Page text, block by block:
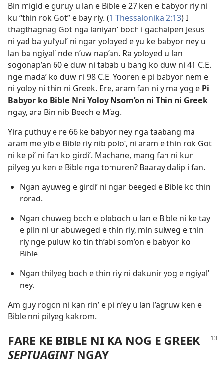
Bin migid e guruy u lan e Bible e 27 ken e babyor riy ni
ku “thin rok Got” e bay riy. (1 Thessalonika 2:13) I
thagthagnag Got nga laniyan’ boch i gachalpen Jesus
ni yad ba yul’yul’ ni ngar yoloyed e yu ke babyor ney u
lan ba ngiyal’ nde n’uw nap’an. Ra yoloyed u lan
sogonap’an 60 e duw ni tabab u bang ko duw ni 41 C.E.
nge mada’ ko duw ni 98 C.E. Yooren e pi babyor nem e
ni yoloy ni thin ni Greek. Ere, aram fan ni yima yog e Pi
Babyor ko Bible Nni Yoloy Nsom’on ni Thin ni Greek
ngay, ara Bin nib Beech e M’ag.
Yira puthuy e re 66 ke babyor ney nga taabang ma
aram me yib e Bible riy nib polo’, ni aram e thin rok Got
ni ke pi’ ni fan ko girdi’. Machane, mang fan ni kun
pilyeg yu ken e Bible nga tomuren? Baaray dalip i fan.
Ngan ayuweg e girdi’ ni ngar beeged e Bible ko thin
rorad.
Ngan chuweg boch e oloboch u lan e Bible ni ke tay
e piin ni ur abuweged e thin riy, min sulweg e thin
riy nge puluw ko tin th’abi som’on e babyor ko
Bible.
Ngan thilyeg boch e thin riy ni dakunir yog e ngiyal’
ney.
Am guy rogon ni kan rin’ e pi n’ey u lan l’agruw ken e
Bible nni pilyeg kakrom.
FARE KE BIBLE NI KA NOG E GREEK
SEPTUAGINTNGAY